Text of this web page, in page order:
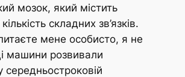
мозок, який містить
складних зв’язків.
мене особисто, я не
машини розвивали
середньостроковій